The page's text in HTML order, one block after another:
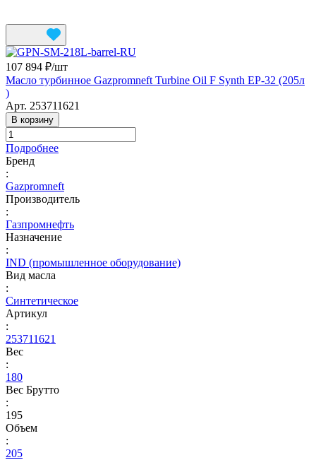
107 894 ₽/шт
Масло турбинное Gazpromneft Turbine Oil F Synth EP-32 (205л
)
Арт. 253711621
В корзину
Подробнее
Бренд
:
Gazpromneft
Производитель
:
Газпромнефть
Назначение
:
IND (промышленное оборудование)
Вид масла
:
Синтетическое
Артикул
:
253711621
Вес
:
180
Вес Брутто
:
195
Объем
:
205